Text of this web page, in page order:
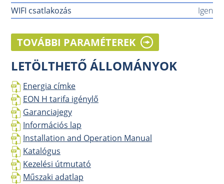
WIFI csatlakozás
Igen
TOVÁBBI PARAMÉTEREK
LETÖLTHETŐ ÁLLOMÁNYOK
Energia címke
EON H tarifa igénylő
Garanciajegy
Információs lap
Installation and Operation Manual
Katalógus
Kezelési útmutató
Műszaki adatlap